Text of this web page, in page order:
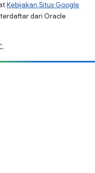
Kebijakan Situs Google
dari Oracle